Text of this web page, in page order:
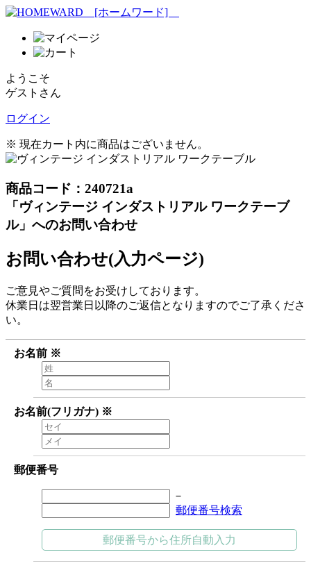
ようこそ
ゲストさん
ログイン
※ 現在カート内に商品はございません。
商品コード：240721a
「ヴィンテージ インダストリアル ワークテーブ
ル」へのお問い合わせ
お問い合わせ(入力ページ)
ご意見やご質問をお受けしております。
休業日は翌営業日以降のご返信となりますのでご了承くださ
い。
お名前 ※
お名前(フリガナ) ※
郵便番号
－
郵便番号検索
郵便番号から住所自動入力